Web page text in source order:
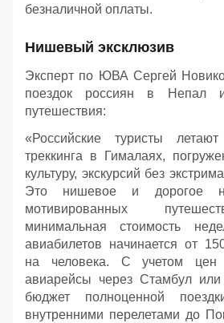
безналичной оплаты.
Нишевый эксклюзив
Эксперт по ЮВА Сергей
поездок россиян в Непал
путешествия:
«Российские туристы
треккинга в Гималаях,
культуру, экскурсий без
Это нишевое и дорогое
мотивированных
минимальная стоимость
авиабилетов начинается от
на человека. С учетом цен
авиарейсы через Стамбул
бюджет полноценной
внутренними перелетами до